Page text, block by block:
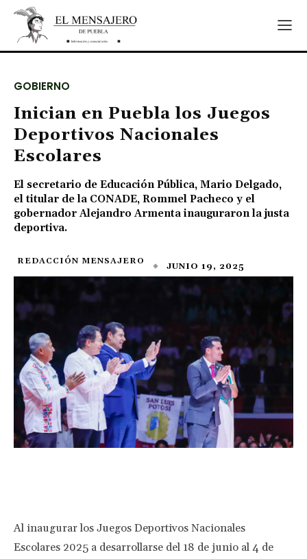
GOBIERNO
Inician en Puebla los Juegos
Deportivos Nacionales
Escolares
El secretario de Educación Pública, Mario Delgado,
el titular de la CONADE, Rommel Pacheco y el
gobernador Alejandro Armenta inauguraron la justa
deportiva.
REDACCIÓN MENSAJERO JUNIO 19, 2025
Al inaugurar los Juegos Deportivos Nacionales
Escolares 2025 a desarrollarse del 18 de junio al 4 de